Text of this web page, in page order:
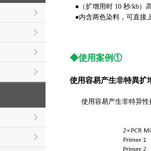
●（扩增用时 10 秒/kb）
●内含两色染料，可直接
◆使用案例①
使用容易产生非特異扩
使用容易产生非特异